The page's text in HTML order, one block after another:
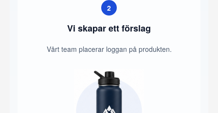
2
Vi skapar ett förslag
Vårt team placerar loggan på produkten.